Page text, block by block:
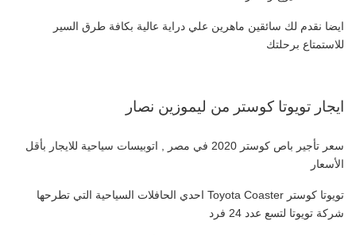
ايضا نقدم لك سائقين ماهرين علي دراية عالية بكافة طرق السير
للاستمتاع برحلتك
ايجار تويوتا كوستر من ليموزين نصار
سعر تأجير باص كوستر 2020 في مصر , اتوبيسات سياحية للايجار بأقل
الأسعار
تويوتا كوستر Toyota Coaster احدي الحافلات السياحية التي تطرحها
شركة تويوتا لتسع عدد 24 فرد